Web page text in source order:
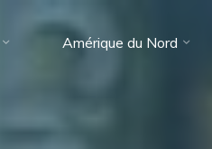
Amérique du Nord